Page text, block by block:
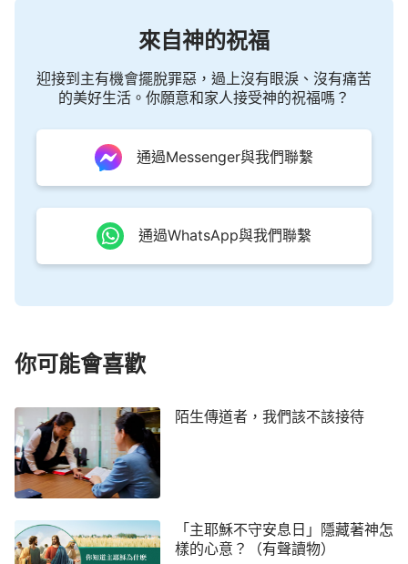
一切活動。外表來看主耶穌沒有什麼特別之處，太普
通正常了，當時沒有人認為主耶穌就是神自己。當主
主耶穌結束了律法時代，開闢了恩典時代，教導人要
包容、忍耐、愛仇敵，饒恕人七十個七次、愛人如
己，等等，這些真理供應了人生命的需要，也給人帶
來了實行的路途。主耶穌的作工說話有權柄、有能
力，他能平靜風和海，一句話就能使死了四天的拉撒
路復活，
使五千人吃飽，等等。當時的人雖
然通過主耶穌的說話、作工，也看到主耶穌有權柄、
有能力，但因著主耶穌是在正常人性的肉身中說話、
哪裡有這等智慧和異能呢？這不是木匠的兒子嗎？他
母親不是叫馬利亞嗎？他弟兄們不是叫雅各、約西
在我們這裡嗎？這人從哪裡有這一切的事呢？』
太福音13:54-56）這是拿撒勒人棄絕主耶穌的一方面
原因。
另外，我們人被撒但敗壞後特別虛浮，喜歡高大
的形象，再加上當時的人看完經文：『因有一嬰孩為
來自神的祝福
迎接到主有機會擺脫罪惡，過上沒有眼淚、沒有痛苦
的美好生活。你願意和家人接受神的祝福嗎？
通過Messenger與我們聯繫
通過WhatsApp與我們聯繫
你可能會喜歡
陌生傳道者，我們該不該接待
「主耶穌不守安息日」隱藏著神怎
樣的心意？（有聲讀物）